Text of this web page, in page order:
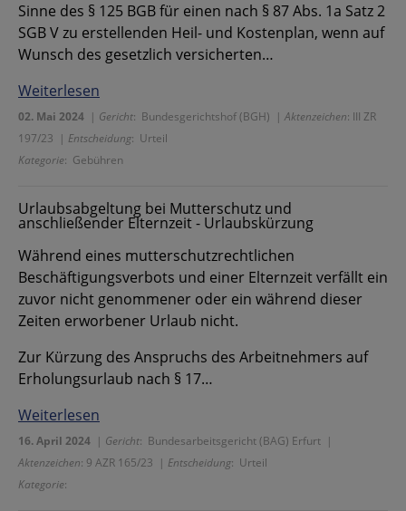
Sinne des § 125 BGB für einen nach § 87 Abs. 1a Satz 2
SGB V zu erstellenden Heil- und Kostenplan, wenn auf
Wunsch des gesetzlich versicherten…
Weiterlesen
02. Mai 2024 | Gericht: Bundesgerichtshof (BGH) | Aktenzeichen: III ZR
197/23 | Entscheidung: Urteil
Kategorie: Gebühren
Urlaubsabgeltung bei Mutterschutz und
anschließender Elternzeit - Urlaubskürzung
Während eines mutterschutzrechtlichen
Beschäftigungsverbots und einer Elternzeit verfällt ein
zuvor nicht genommener oder ein während dieser
Zeiten erworbener Urlaub nicht.
Zur Kürzung des Anspruchs des Arbeitnehmers auf
Erholungsurlaub nach § 17…
Weiterlesen
16. April 2024 | Gericht: Bundesarbeitsgericht (BAG) Erfurt |
Aktenzeichen: 9 AZR 165/23 | Entscheidung: Urteil
Kategorie: